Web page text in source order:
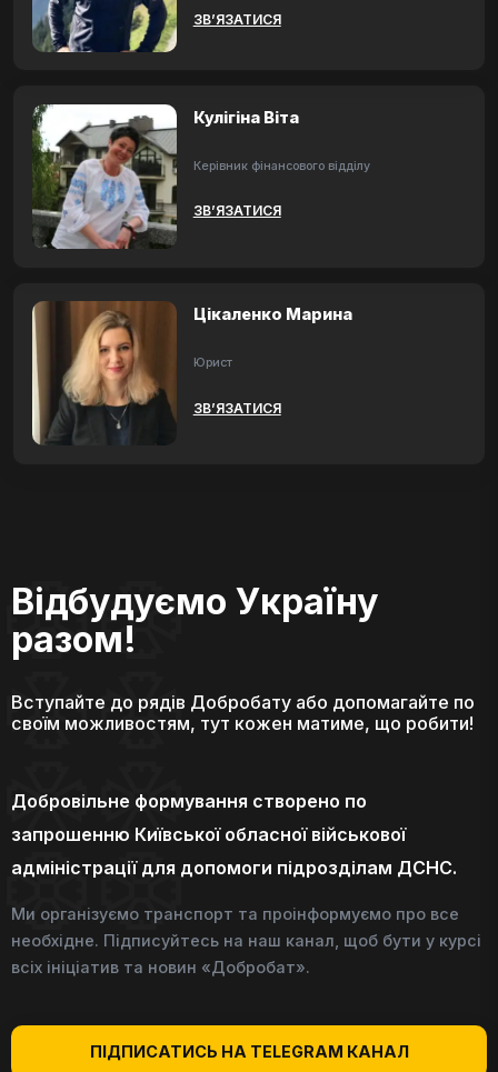
ЗВ’ЯЗАТИСЯ
Кулігіна Віта
Керівник фінансового відділу
ЗВ’ЯЗАТИСЯ
Цікаленко Марина
Юрист
ЗВ’ЯЗАТИСЯ
Відбудуємо Україну
разом!
Вступайте до рядів Добробату або допомагайте по
своїм можливостям, тут кожен матиме, що робити!
Добровільне формування створено по
запрошенню Київської обласної військової
адміністрації для допомоги підрозділам ДСНС.
Ми організуємо транспорт та проінформуємо про все
необхідне. Підписуйтесь на наш канал, щоб бути у курсі
всіх ініціатив та новин «Добробат».
ПІДПИСАТИСЬ НА TELEGRAM КАНАЛ